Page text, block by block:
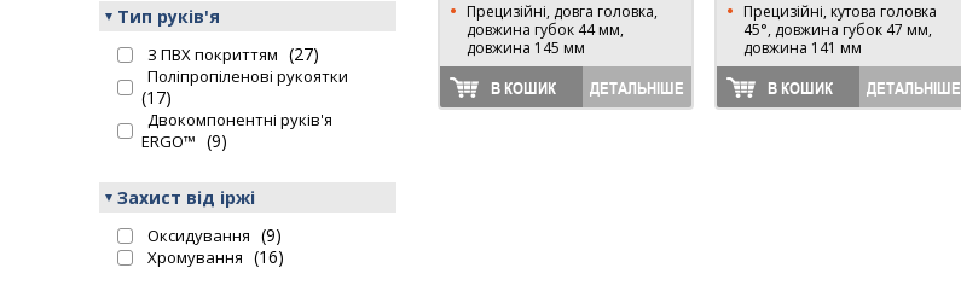
Прецизійні, довга головка,
довжина губок 44 мм,
довжина 145 мм
В КОШИК ДЕТАЛЬНІШЕ
Прецизійні, кутова головка
45°, довжина губок 47 мм,
довжина 141 мм
В КОШИК ДЕТАЛЬНІШЕ
Тип руків'я
З ПВХ покриттям (27)
Поліпропіленові рукоятки
(17)
Двокомпонентні руків'я
ERGO™ (9)
Захист від іржі
Оксидування (9)
Хромування (16)